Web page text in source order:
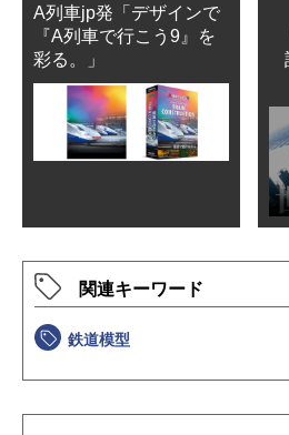
A列車jp発「デザインで
『A列車で行こう9』を
彩る。」
関連キーワード
鉄道模型